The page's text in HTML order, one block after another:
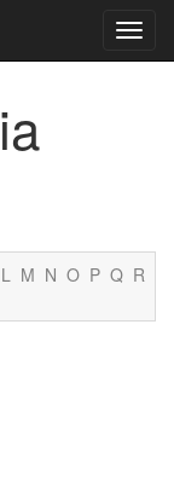
L M N O P Q R